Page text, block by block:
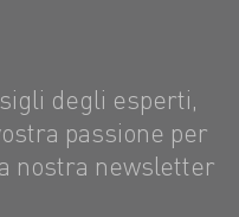
degli esperti,
passione per
nostra newsletter